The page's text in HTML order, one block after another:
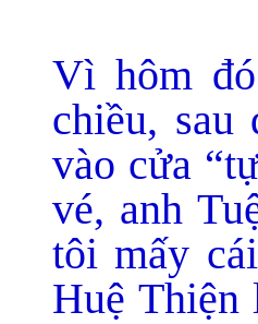
Vì hôm
chiều,
vào cửa
vé, anh
tôi mấy
Huệ Thiện